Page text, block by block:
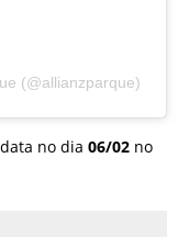
(@allianzparque)
no dia 06/02 no